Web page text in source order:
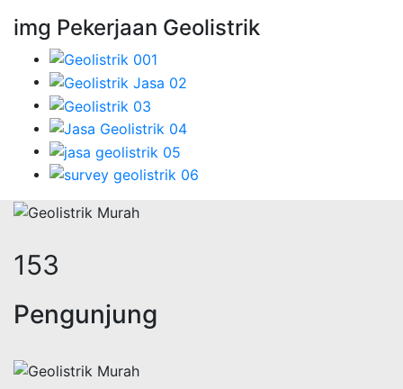
img Pekerjaan Geolistrik
191
Pengunjung